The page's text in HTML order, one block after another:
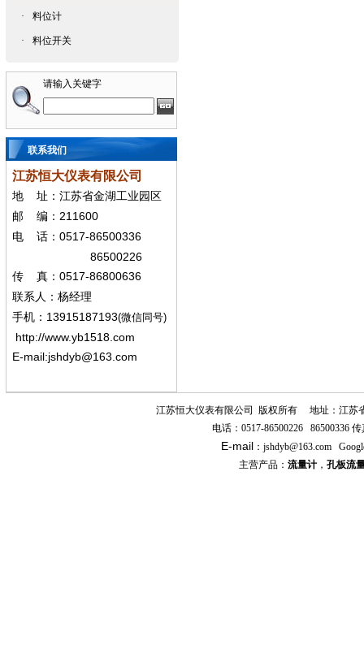
·
料位计
· 料位开关
请输入关键字
联系我们
江苏恒大仪表有限公司
地
址：江苏省金湖工业园区
邮
编： 211600
电 话： 0517-86500336
86500226
传 真： 0517-86800636
联系人：杨经理
手机 ： 13915187193(微信同号)
http://www.yb1518.com
E-mail:jshdyb@163.com
江苏恒大仪表有限公司 版权所有
地址：江苏
电话： 0517-86500226 86500336 传
E-mail ： jshdyb@163.com
主营产品： 流量计， 孔板流